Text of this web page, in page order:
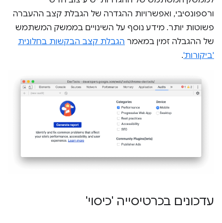
ורספונסיבי, ואפשרויות ההגדרה של הגבלת קצב ההעברה
פשוטות יותר. מידע נוסף על השינויים בממשק המשתמש
של ההגבלה זמין במאמר הגבלת קצב הבקשות בחלונית
'ביקורות'.
עדכונים בכרטיסייה 'כיסוי'